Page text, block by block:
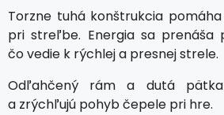
Torzne tuhá konštrukcia
pri streľbe. Energia sa prenáša
čo vedie k rýchlej a presnej strele.
Odľahčený rám a dutá pätka
a zrýchľujú pohyb čepele pri hre.